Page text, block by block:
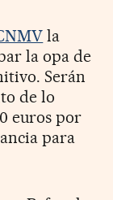
la
la opa de
Serán
de lo
euros por
para